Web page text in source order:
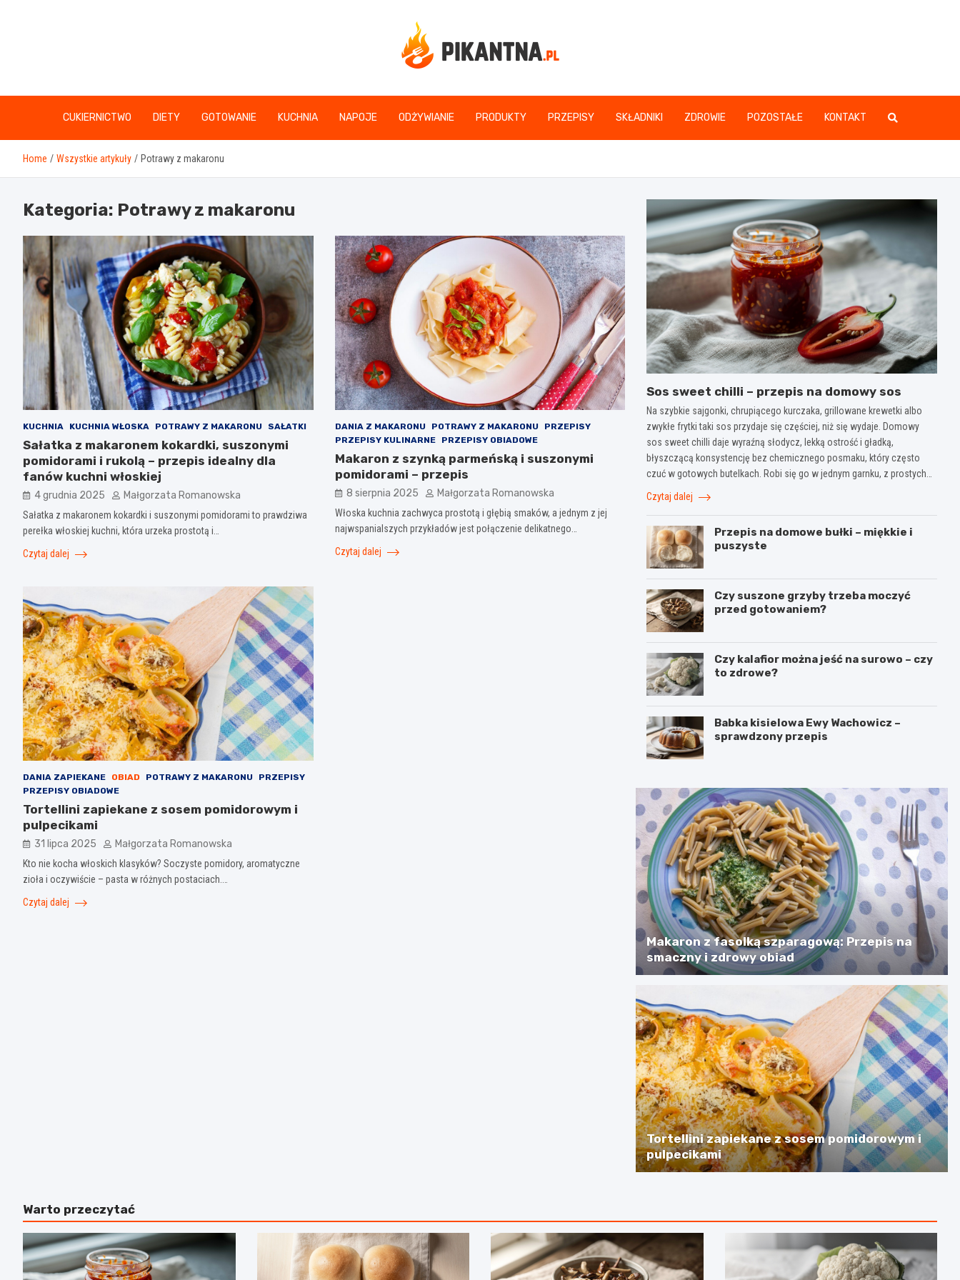
www.pikantna.pl
CUKIERNICTWO DIETY GOTOWANIE KUCHNIA NAPOJE ODŻYWIANIE PRODUKTY PRZEPISY SKŁADNIKI ZDROWIE POZOSTAŁE KONTAKT
Home Wszystkie artykuły Potrawy z makaronu
Kategoria: Potrawy z makaronu
KUCHNIA KUCHNIA WŁOSKA POTRAWY Z MAKARONU SAŁATKI
Sałatka z makaronem kokardki, suszonymi
pomidorami i rukolą – przepis idealny dla
fanów kuchni włoskiej
4 grudnia 2025 Małgorzata Romanowska
Sałatka z makaronem kokardki i suszonymi pomidorami to prawdziwa
perełka włoskiej kuchni, która urzeka prostotą i…
Czytaj dalej
DANIA Z MAKARONU POTRAWY Z MAKARONU
PRZEPISY
PRZEPISY KULINARNE
PRZEPISY OBIADOWE
Makaron z szynką parmeńską i suszonymi
pomidorami – przepis
8 sierpnia 2025 Małgorzata Romanowska
Włoska kuchnia zachwyca prostotą i głębią smaków, a jednym z jej
najwspanialszych przykładów jest połączenie delikatnego…
Czytaj dalej
DANIA ZAPIEKANE OBIAD POTRAWY Z MAKARONU
PRZEPISY
PRZEPISY OBIADOWE
Tortellini zapiekane z sosem pomidorowym i
pulpecikami
31 lipca 2025 Małgorzata Romanowska
Kto nie kocha włoskich klasyków? Soczyste pomidory, aromatyczne
zioła i oczywiście – pasta w różnych postaciach.…
Czytaj dalej
Sos sweet chilli – przepis na domowy sos
Na szybkie sajgonki, chrupiącego kurczaka, grillowane krewetki albo
zwykłe frytki taki sos przydaje się częściej, niż się wydaje. Domowy
sos sweet chilli daje wyraźną słodycz, lekką ostrość i gładką,
błyszczącą konsystencję bez chemicznego posmaku, który często
czuć w gotowych butelkach. Robi się go w jednym garnku, z prostych…
Czytaj dalej
Przepis na domowe bułki – miękkie i
puszyste
Czy suszone grzyby trzeba moczyć
przed gotowaniem?
Czy kalafior można jeść na surowo – czy
to zdrowe?
Babka kisielowa Ewy Wachowicz –
sprawdzony przepis
Makaron z fasolką szparagową: Przepis na
smaczny i zdrowy obiad
Tortellini zapiekane z sosem pomidorowym i
pulpecikami
Warto przeczytać